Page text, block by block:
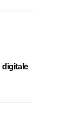
digitale